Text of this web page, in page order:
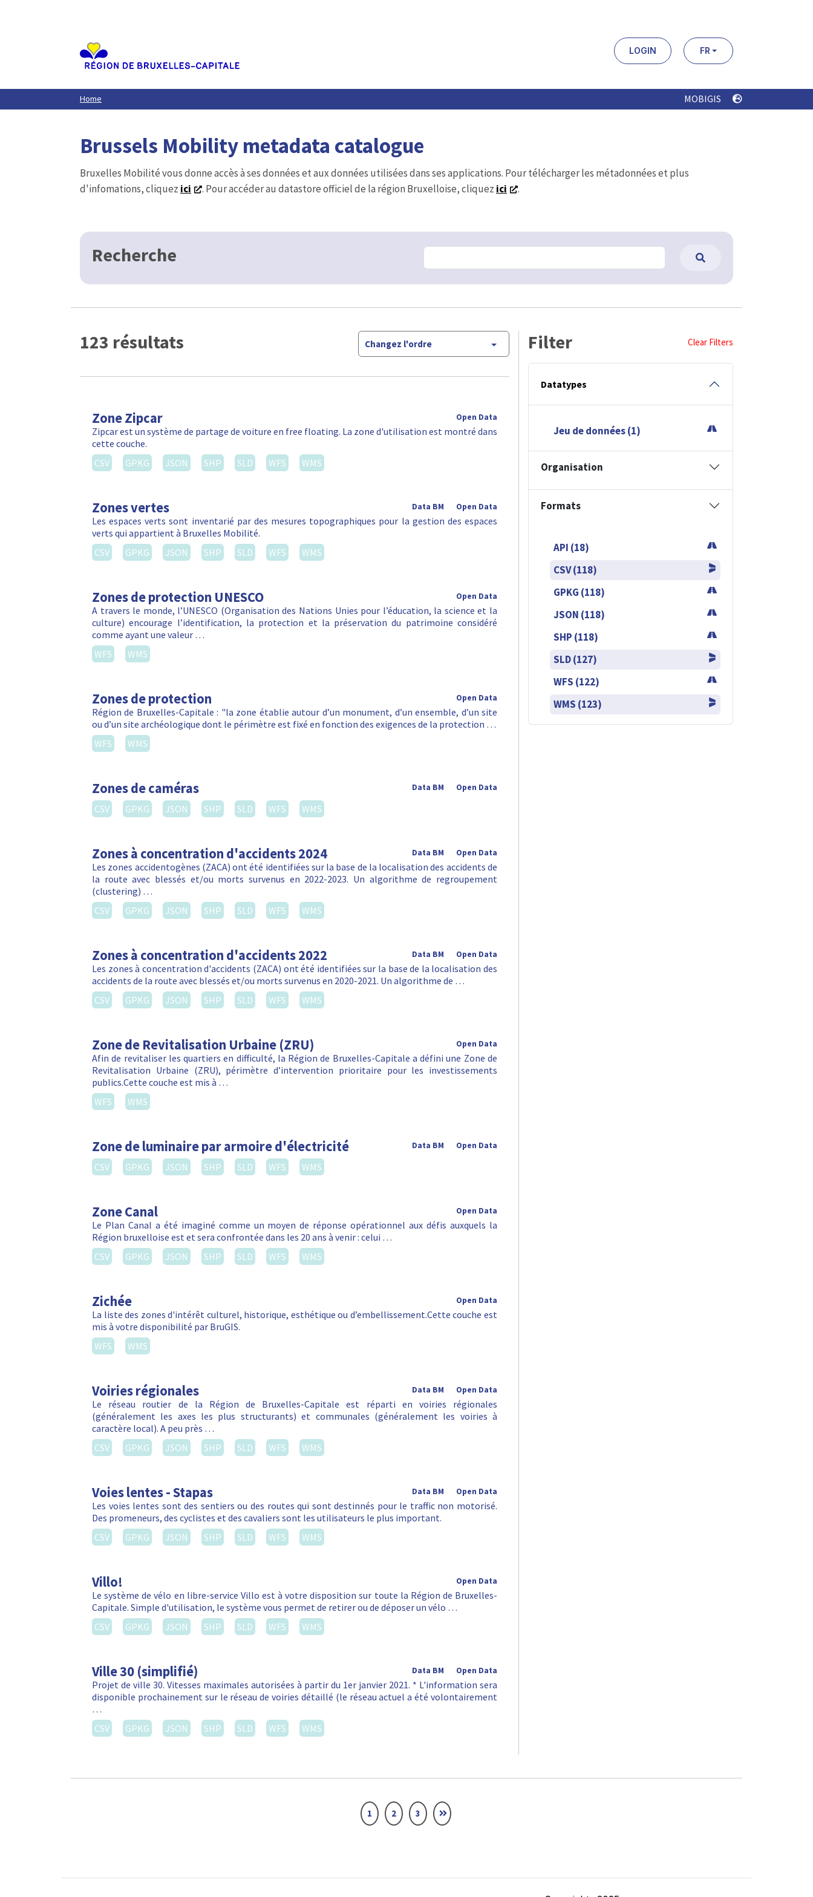
LOGIN FR
Home MOBIGIS
Brussels Mobility metadata catalogue
Bruxelles Mobilité vous donne accès à ses données et aux données utilisées dans ses applications. Pour télécharger les métadonnées et plus
d'infomations, cliquez ici . Pour accéder au datastore officiel de la région Bruxelloise, cliquez ici .
Recherche
123 résultats Changez l'ordre
Zone Zipcar Open Data
Zipcar est un système de partage de voiture en free floating. La zone d'utilisation est montré dans
cette couche.
CSV
GPKG JSON SHP SLD WFS WMS
Zones vertes Open Data
Data BM
Les espaces verts sont inventarié par des mesures topographiques pour la gestion des espaces
verts qui appartient à Bruxelles Mobilité.
CSV
GPKG JSON SHP SLD WFS WMS
Zones de protection UNESCO Open Data
A travers le monde, l’UNESCO (Organisation des Nations Unies pour l’éducation, la science et la
culture) encourage l’identification, la protection et la préservation du patrimoine considéré
comme ayant une valeur …
WFS
WMS
Zones de protection Open Data
Région de Bruxelles-Capitale : "la zone établie autour d’un monument, d’un ensemble, d’un site
ou d’un site archéologique dont le périmètre est fixé en fonction des exigences de la protection …
WFS
WMS
Zones de caméras Open Data
Data BM
CSV GPKG JSON SHP SLD WFS WMS
Zones à concentration d'accidents 2024 Open Data
Data BM
Les zones accidentogènes (ZACA) ont été identifiées sur la base de la localisation des accidents de
la route avec blessés et/ou morts survenus en 2022-2023. Un algorithme de regroupement
(clustering) …
CSV
GPKG JSON SHP SLD WFS WMS
Zones à concentration d'accidents 2022 Open Data
Data BM
Les zones à concentration d'accidents (ZACA) ont été identifiées sur la base de la localisation des
accidents de la route avec blessés et/ou morts survenus en 2020-2021. Un algorithme de …
CSV
GPKG JSON SHP SLD WFS WMS
Zone de Revitalisation Urbaine (ZRU) Open Data
Afin de revitaliser les quartiers en difficulté, la Région de Bruxelles-Capitale a défini une Zone de
Revitalisation Urbaine (ZRU), périmètre d’intervention prioritaire pour les investissements
publics.Cette couche est mis à …
WFS
WMS
Zone de luminaire par armoire d'électricité Open Data
Data BM
CSV GPKG JSON SHP SLD WFS WMS
Zone Canal Open Data
Le Plan Canal a été imaginé comme un moyen de réponse opérationnel aux défis auxquels la
Région bruxelloise est et sera confrontée dans les 20 ans à venir : celui …
CSV
GPKG JSON SHP SLD WFS WMS
Zichée Open Data
La liste des zones d'intérêt culturel, historique, esthétique ou d’embellissement.Cette couche est
mis à votre disponibilité par BruGIS.
WFS
WMS
Voiries régionales Open Data
Data BM
Le réseau routier de la Région de Bruxelles-Capitale est réparti en voiries régionales
(généralement les axes les plus structurants) et communales (généralement les voiries à
caractère local). A peu près …
CSV
GPKG JSON SHP SLD WFS WMS
Voies lentes - Stapas Open Data
Data BM
Les voies lentes sont des sentiers ou des routes qui sont destinnés pour le traffic non motorisé.
Des promeneurs, des cyclistes et des cavaliers sont les utilisateurs le plus important.
CSV
GPKG JSON SHP SLD WFS WMS
Villo! Open Data
Le système de vélo en libre-service Villo est à votre disposition sur toute la Région de Bruxelles-
Capitale. Simple d'utilisation, le système vous permet de retirer ou de déposer un vélo …
CSV
GPKG JSON SHP SLD WFS WMS
Ville 30 (simplifié) Open Data
Data BM
Projet de ville 30. Vitesses maximales autorisées à partir du 1er janvier 2021. * L'information sera
disponible prochainement sur le réseau de voiries détaillé (le réseau actuel a été volontairement
…
CSV
GPKG JSON SHP SLD WFS WMS
Filter Clear Filters
Datatypes
Jeu de données (1)
Organisation
Formats
API (18)
CSV (118)
GPKG (118)
JSON (118)
SHP (118)
SLD (127)
WFS (122)
WMS (123)
1 2 3